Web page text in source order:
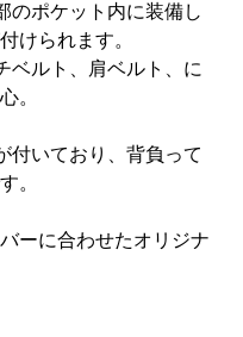
のポケット内に装備し
けられます。
ベルト、肩ベルト、に
。
付いており、背負って
。
ーに合わせたオリジナ